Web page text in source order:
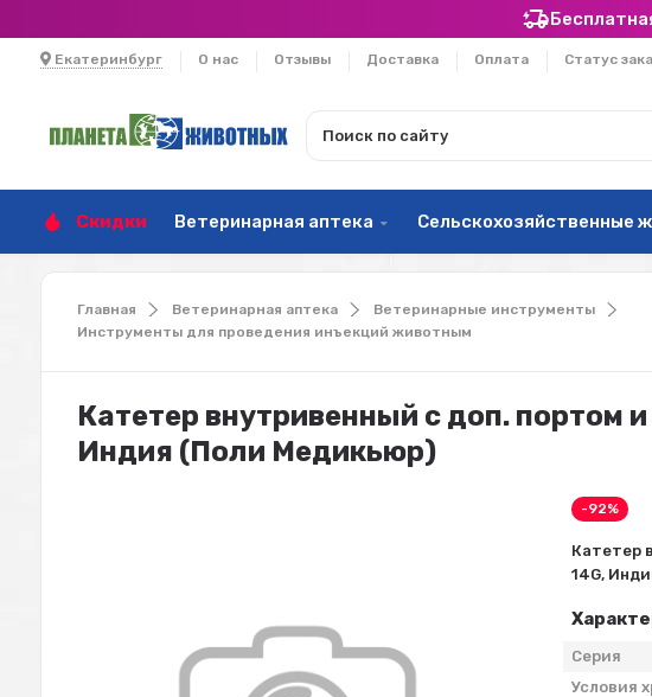
Екатеринбург О нас Отзывы Доставка Оплата Статус
Скидки Ветеринарная аптека Сельскохозяйственные
Главная Ветеринарная аптека
Ветеринарные инструменты
Инструменты для проведения инъекций животным
Катетер внутривенный с доп. портом
Индия (Поли Медикьюр)
-92%
Катетер
14G,
Серия
Условия